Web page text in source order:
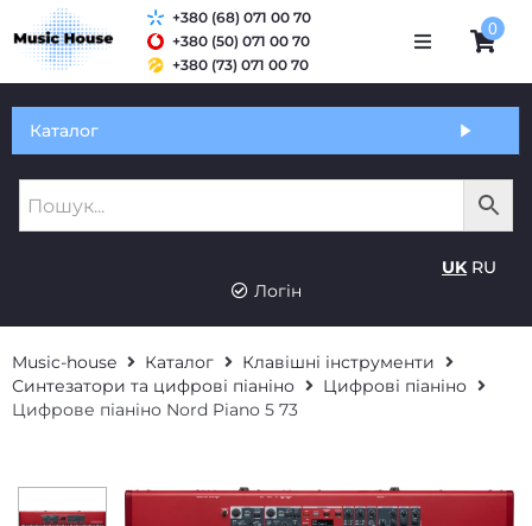
Оплата і доставка
+380 (68) 071 00 70
+380 (50) 071 00 70
+380 (73) 071 00 70
0
Каталог
UK RU
Логін
Music-house Каталог
Клавішні інструменти
Синтезатори та цифрові піаніно
Цифрові піаніно
Цифрове піаніно Nord Piano 5 73